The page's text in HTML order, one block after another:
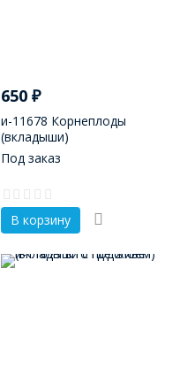
650₽
и-11678 Корнеплоды
(вкладыши)
Под заказ
В корзину